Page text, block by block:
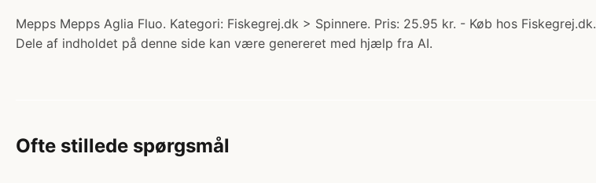
Mepps Mepps Aglia Fluo. Kategori: Fiskegrej.dk > Spinnere. Pris: 25.95 kr. - Køb hos Fiskegrej.dk.
Dele af indholdet på denne side kan være genereret med hjælp fra AI.
Ofte stillede spørgsmål